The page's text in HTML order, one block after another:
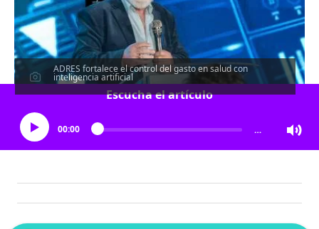
ADRES fortalece el control del gasto en salud con
inteligencia artificial
Escucha el artículo
00:00 …